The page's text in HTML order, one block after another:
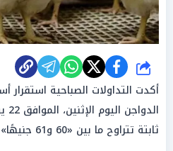
شارك
أكدت التداولات الصباحية استقرار
ثابتة تتراوح ما بين «60 و61 جنيهًا» للكيلو الواحد داخل المزرعة.